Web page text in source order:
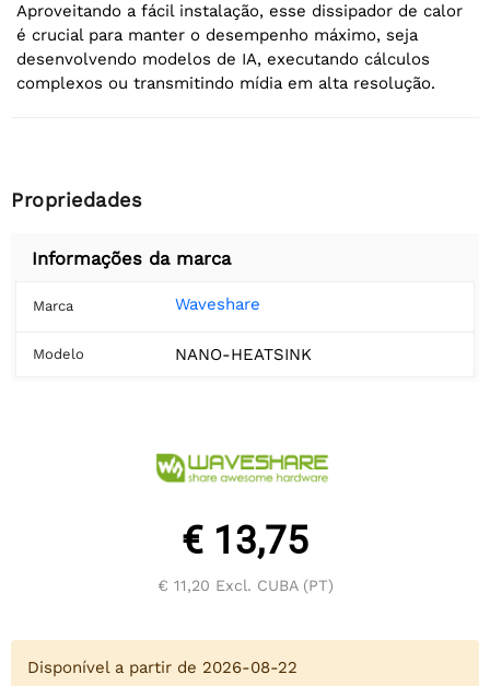
Aproveitando a fácil instalação, esse dissipador de calor
é crucial para manter o desempenho máximo, seja
desenvolvendo modelos de IA, executando cálculos
complexos ou transmitindo mídia em alta resolução.
Propriedades
Informações da marca
Marca Waveshare
Modelo NANO-HEATSINK
€ 13,75
€ 11,20 Excl. CUBA (PT)
Disponível a partir de 2026-08-22